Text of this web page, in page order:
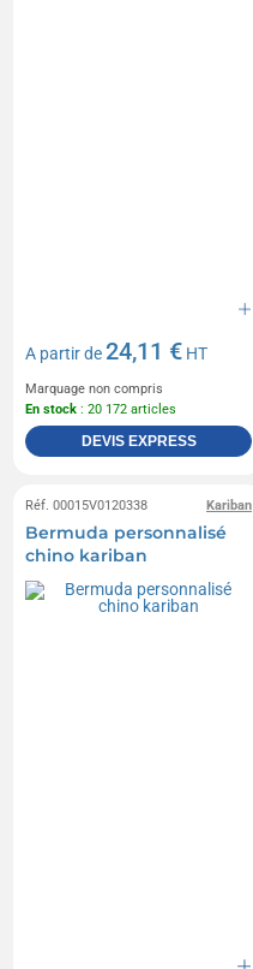
A partir de24,11 € HT
Marquage non compris
En stock : 20 172 articles
DEVIS EXPRESS
Kariban
Réf. 00015V0120338
Bermuda personnalisé
chino kariban